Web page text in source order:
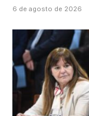
6 de agosto de 2026